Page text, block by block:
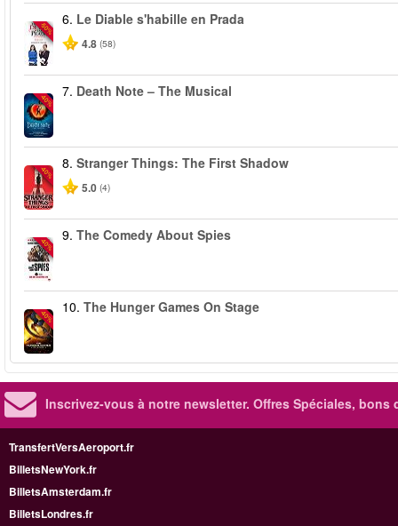
-50%
6. Le Diable s'habille en Prada
4.8 (58)
-40%
7. Death Note – The Musical
-40%
8. Stranger Things: The First Shadow
5.0 (4)
-40%
9. The Comedy About Spies
-40%
10. The Hunger Games On Stage
Inscrivez-vous à notre newsletter. Offres Spéciales, bons
TransfertVersAeroport.fr
BilletsNewYork.fr
BilletsAmsterdam.fr
BilletsLondres.fr